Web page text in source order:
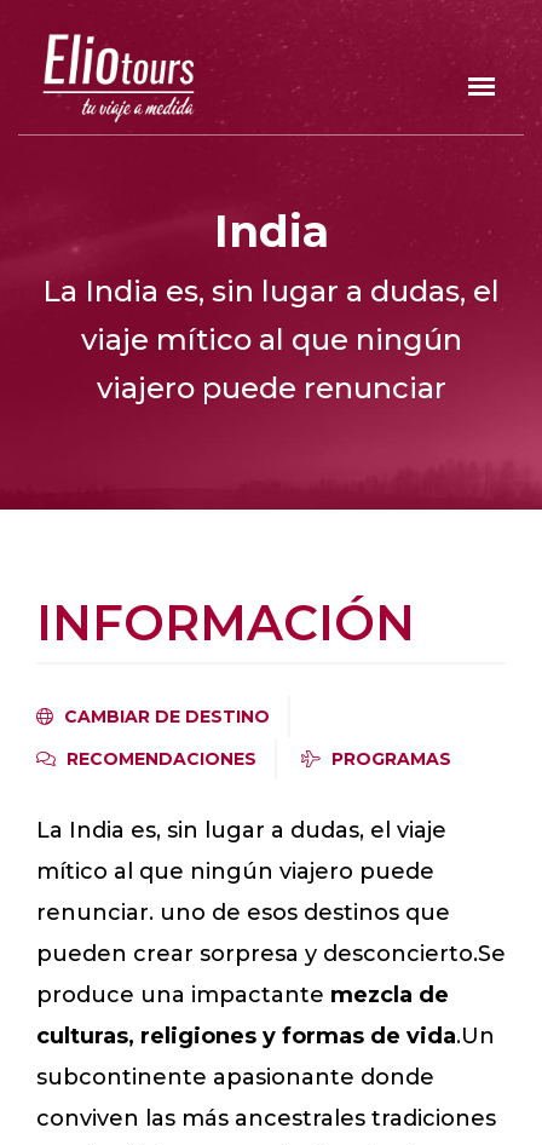
India
La India es, sin lugar a dudas, el
viaje mítico al que ningún
viajero puede renunciar
INFORMACIÓN
CAMBIAR DE DESTINO
RECOMENDACIONES
PROGRAMAS
La India es, sin lugar a dudas, el viaje
mítico al que ningún viajero puede
renunciar. uno de esos destinos que
pueden crear sorpresa y desconcierto.Se
produce una impactante mezcla de
culturas, religiones y formas de vida.Un
subcontinente apasionante donde
conviven las más ancestrales tradiciones